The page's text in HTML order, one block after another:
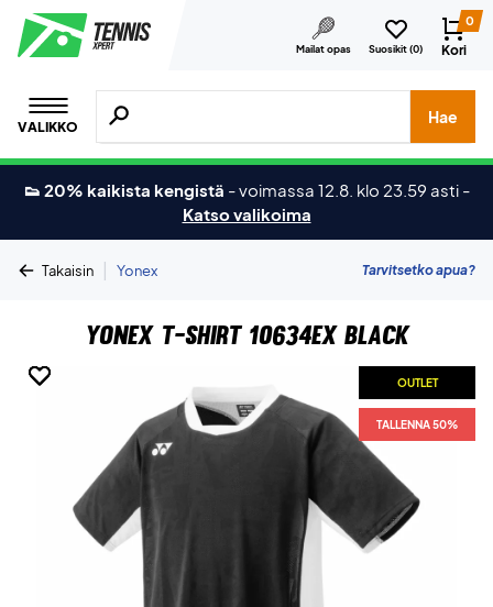
Mailat opas Suosikit (0)
0
Kori
VALIKKO
Hae tuotteita, merkkejä jne.
Hae
👟 20% kaikista kengistä -voimassa 12.8. klo 23.59 asti -
Katso valikoima
Takaisin | Yonex Tarvitsetko apua?
Yonex T-shirt 10634EX Black
OUTLET
TALLENNA 50%
OUTLET
TALLENNA 50%
OUTLET
TALLENNA 50%
OUTLET
TALLENNA 50%